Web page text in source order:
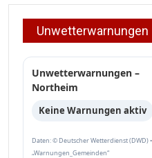
Unwetterwarnungen
Unwetterwarnungen –
Northeim
Keine Warnungen aktiv
Daten: © Deutscher Wetterdienst (DWD) •
„Warnungen_Gemeinden“